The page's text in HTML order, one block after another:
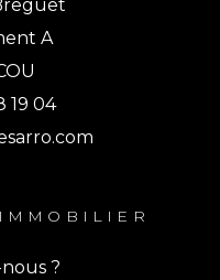
A
19 04
?